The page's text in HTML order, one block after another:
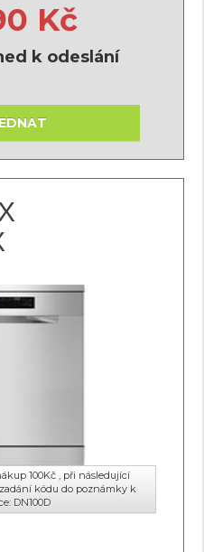
Kč
k odeslání
100Kč , při následující
kódu do poznámky k
DN100D